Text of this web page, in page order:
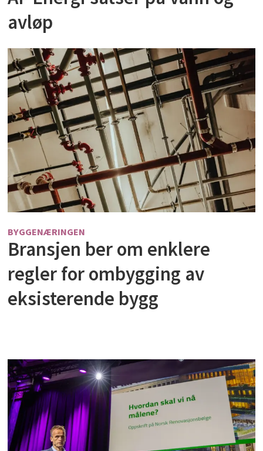
avløp
BYGGENÆRINGEN
Bransjen ber om enklere
regler for ombygging av
eksisterende bygg